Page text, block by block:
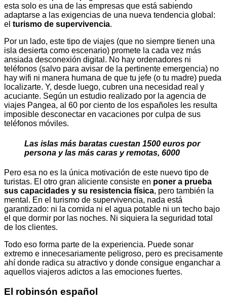
esta solo es una de las empresas que está sabiendo
adaptarse a las exigencias de una nueva tendencia global:
el turismo de supervivencia.
Por un lado, este tipo de viajes (que no siempre tienen una
isla desierta como escenario) promete la cada vez más
ansiada desconexión digital. No hay ordenadores ni
teléfonos (salvo para avisar de la pertinente emergencia) no
hay wifi ni manera humana de que tu jefe (o tu madre) pueda
localizarte. Y, desde luego, cubren una necesidad real y
acuciante. Según un estudio realizado por la agencia de
viajes Pangea, al 60 por ciento de los españoles les resulta
imposible desconectar en vacaciones por culpa de sus
teléfonos móviles.
Las islas más baratas cuestan 1500 euros por
persona y las más caras y remotas, 6000
Pero esa no es la única motivación de este nuevo tipo de
turistas. El otro gran aliciente consiste en poner a prueba
sus capacidades y su resistencia física, pero también la
mental. En el turismo de supervivencia, nada está
garantizado: ni la comida ni el agua potable ni un techo bajo
el que dormir por las noches. Ni siquiera la seguridad total
de los clientes.
Todo eso forma parte de la experiencia. Puede sonar
extremo e innecesariamente peligroso, pero es precisamente
ahí donde radica su atractivo y donde consigue enganchar a
aquellos viajeros adictos a las emociones fuertes.
El robinsón español